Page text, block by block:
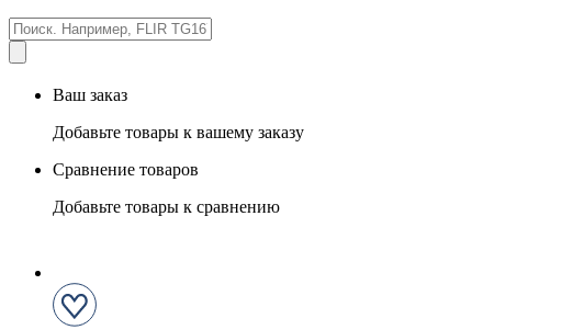
Ваш заказ
Добавьте товары к вашему заказу
Сравнение товаров
Добавьте товары к сравнению